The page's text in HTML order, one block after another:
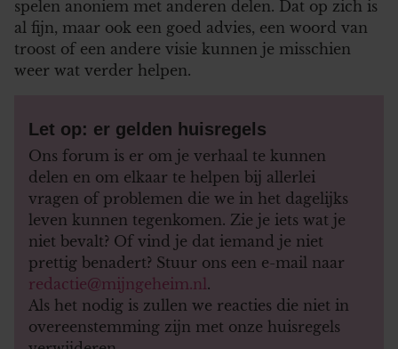
spelen anoniem met anderen delen. Dat op zich is
al fijn, maar ook een goed advies, een woord van
troost of een andere visie kunnen je misschien
weer wat verder helpen.
Let op: er gelden huisregels
Ons forum is er om je verhaal te kunnen
delen en om elkaar te helpen bij allerlei
vragen of problemen die we in het dagelijks
leven kunnen tegenkomen. Zie je iets wat je
niet bevalt? Of vind je dat iemand je niet
prettig benadert? Stuur ons een e-mail naar
redactie@mijngeheim.nl .
Als het nodig is zullen we reacties die niet in
overeenstemming zijn met onze huisregels